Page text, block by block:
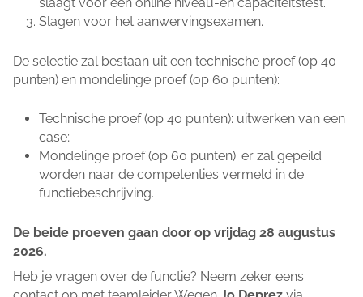
Slagen voor het aanwervingsexamen.
De selectie zal bestaan uit een technische proef (op 40
punten) en mondelinge proef (op 60 punten):
Technische proef (op 40 punten): uitwerken van een
case;
Mondelinge proef (op 60 punten): er zal gepeild
worden naar de competenties vermeld in de
functiebeschrijving.
De beide proeven gaan door op vrijdag 28 augustus
2026.
Heb je vragen over de functie? Neem zeker eens